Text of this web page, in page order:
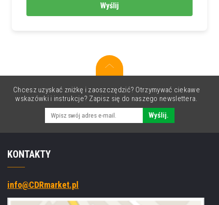
Wyślij
Chcesz uzyskać zniżkę i zaoszczędzić? Otrzymywać ciekawe
wskazówki i instrukcje? Zapisz się do naszego newslettera.
Wyślij.
KONTAKTY
info@CDRmarket.pl